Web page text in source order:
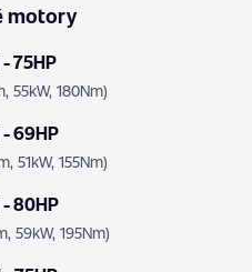
motory
- 75HP
55kW, 180Nm)
- 69HP
51kW, 155Nm)
- 80HP
59kW, 195Nm)